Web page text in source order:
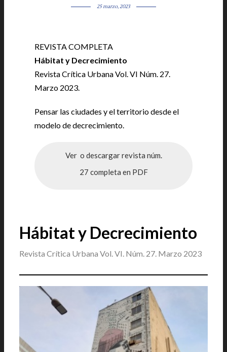
25 marzo, 2023
REVISTA COMPLETA
Hábitat y Decrecimiento
Revista Crítica Urbana Vol. VI Núm. 27.
Marzo 2023.
Pensar las ciudades y el territorio desde el
modelo de decrecimiento.
Ver o descargar revista núm.
27 completa en PDF
Hábitat y Decrecimiento
Revista Crítica Urbana Vol. VI. Núm. 27. Marzo 2023